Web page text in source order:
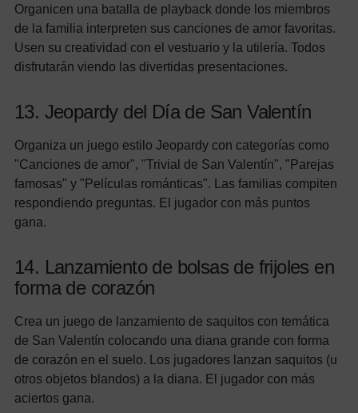
Organicen una batalla de playback donde los miembros
de la familia interpreten sus canciones de amor favoritas.
Usen su creatividad con el vestuario y la utilería. Todos
disfrutarán viendo las divertidas presentaciones.
13. Jeopardy del Día de San Valentín
Organiza un juego estilo Jeopardy con categorías como
"Canciones de amor", "Trivial de San Valentín", "Parejas
famosas" y "Películas románticas". Las familias compiten
respondiendo preguntas. El jugador con más puntos
gana.
14. Lanzamiento de bolsas de frijoles en
forma de corazón
Crea un juego de lanzamiento de saquitos con temática
de San Valentín colocando una diana grande con forma
de corazón en el suelo. Los jugadores lanzan saquitos (u
otros objetos blandos) a la diana. El jugador con más
aciertos gana.